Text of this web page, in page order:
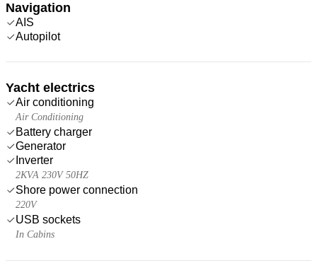
Navigation
AIS
Autopilot
Yacht electrics
Air conditioning
Air Conditioning
Battery charger
Generator
Inverter
2KVA 230V 50HZ
Shore power connection
220V
USB sockets
In Cabins